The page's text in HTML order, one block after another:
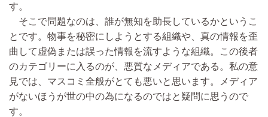
す。
そこで問題なのは、誰が無知を助長しているかというこ
とです。物事を秘密にしようとする組織や、真の情報を歪
曲して虚偽または誤った情報を流すような組織。この後者
のカテゴリーに入るのが、悪質なメディアである。私の意
見では、マスコミ全般がとても悪いと思います。メディア
がないほうが世の中の為になるのではと疑問に思うので
す。